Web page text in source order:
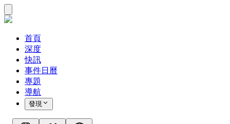
首頁
深度
快訊
事件日曆
專題
導航
發現